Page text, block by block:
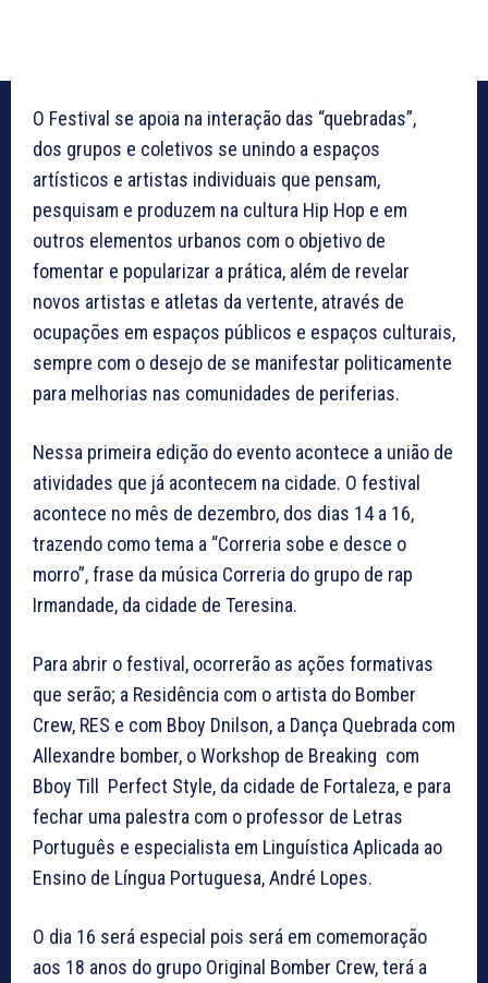
O Festival se apoia na interação das “quebradas”,
dos grupos e coletivos se unindo a espaços
artísticos e artistas individuais que pensam,
pesquisam e produzem na cultura Hip Hop e em
outros elementos urbanos com o objetivo de
fomentar e popularizar a prática, além de revelar
novos artistas e atletas da vertente, através de
ocupações em espaços públicos e espaços culturais,
sempre com o desejo de se manifestar politicamente
para melhorias nas comunidades de periferias.
Nessa primeira edição do evento acontece a união de
atividades que já acontecem na cidade. O festival
acontece no mês de dezembro, dos dias 14 a 16,
trazendo como tema a “Correria sobe e desce o
morro”, frase da música Correria do grupo de rap
Irmandade, da cidade de Teresina.
Para abrir o festival, ocorrerão as ações formativas
que serão; a Residência com o artista do Bomber
Crew, RES e com Bboy Dnilson, a Dança Quebrada com
Allexandre bomber, o Workshop de Breaking com
Bboy Till Perfect Style, da cidade de Fortaleza, e para
fechar uma palestra com o professor de Letras
Português e especialista em Linguística Aplicada ao
Ensino de Língua Portuguesa, André Lopes.
O dia 16 será especial pois será em comemoração
aos 18 anos do grupo Original Bomber Crew, terá a